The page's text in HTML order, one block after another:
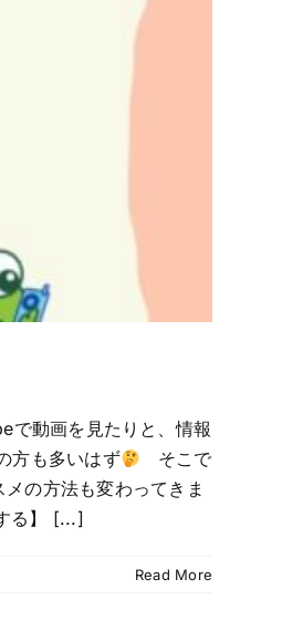
で動画を見たりと、情報
方も多いはず
そこで
の方法も変わってきま
る】 [...]
Read More